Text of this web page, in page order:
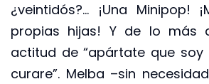
¿veintidós?… ¡Una Minipop!
propias hijas! Y de lo más
actitud de “apártate que
curare”. Melba –sin